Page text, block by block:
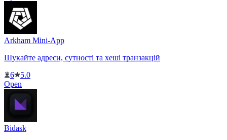
Arkham Mini-App
Шукайте адреси, сутності та хеші транзакцій
6
5.0
Open
Bidask